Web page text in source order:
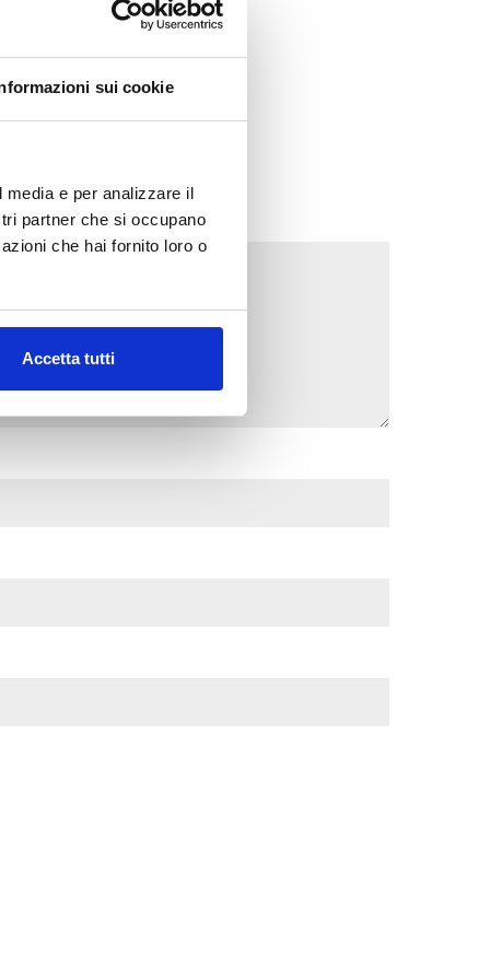
sui cookie
e per analizzare il
partner che si occupano
che hai fornito loro o
Accetta tutti